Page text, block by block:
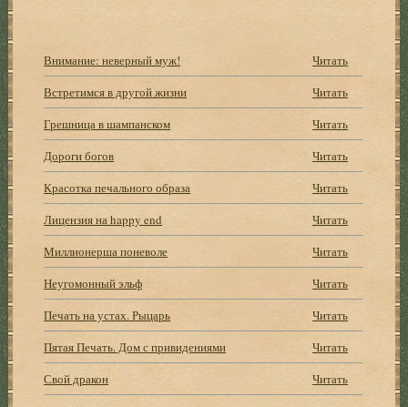
Внимание: неверный муж!
Читать
Встретимся в другой жизни
Читать
Грешница в шампанском
Читать
Дороги богов
Читать
Красотка печального образа
Читать
Лицензия на happy end
Читать
Миллионерша поневоле
Читать
Неугомонный эльф
Читать
Печать на устах. Рыцарь
Читать
Пятая Печать. Дом с привидениями
Читать
Свой дракон
Читать